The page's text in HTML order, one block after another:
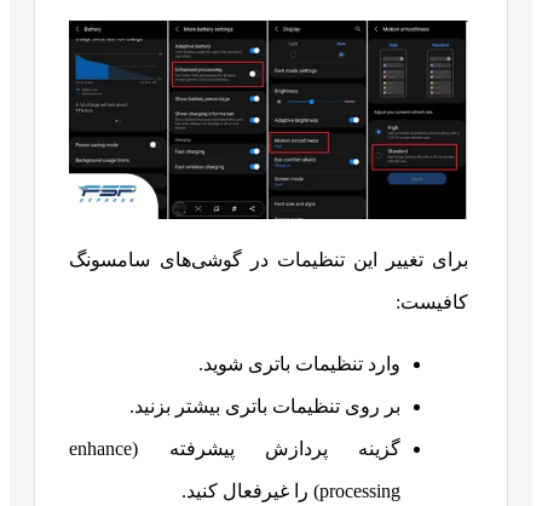
برای تغییر این تنظیمات در گوشی‌های سامسونگ
کافیست:
وارد تنظیمات باتری شوید.
بر روی تنظیمات باتری بیشتر بزنید.
گزینه پردازش پیشرفته (enhance
processing) را غیرفعال کنید.